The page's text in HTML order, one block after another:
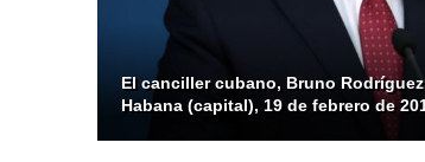
El canciller cubano, Bruno
Habana (capital), 19 de febrero de